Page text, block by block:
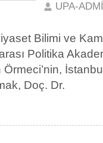
UPA-
Bilimi ve
Politika
Doç. Dr.